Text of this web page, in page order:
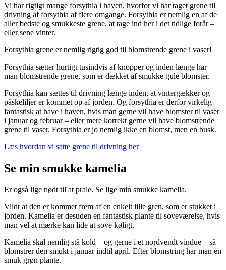
Vi har rigtigt mange forsythia i haven, hvorfor vi har taget grene til
drivning af forsythia af flere omgange. Forsythia er nemlig en af de
aller bedste og smukkeste grene, at tage ind her i det tidlige forår –
eller sene vinter.
Forsythia grene er nemlig rigtig god til blomstrende grene i vaser!
Forsythia sætter hurtigt tusindvis af knopper og inden længe har
man blomstrende grene, som er dækket af smukke gule blomster.
Forsythia kan sættes til drivning længe inden, at vintergækker og
påskeliljer er kommet op af jorden. Og forsythia er derfor virkelig
fantastisk at have i haven, hvis man gerne vil have blomster til vaser
i januar og februar – eller mere korrekt gerne vil have blomstrende
grene til vaser. Forsythia er jo nemlig ikke en blomst, men en busk.
Læs hvordan vi satte grene til drivning her
Se min smukke kamelia
Er også lige nødt til at prale. Se lige min smukke kamelia.
Vildt at den er kommet frem af en enkelt lille gren, som er stukket i
jorden. Kamelia er desuden en fantastisk plante til soveværelse, hvis
man vel at mærke kan lide at sove køligt.
Kamelia skal nemlig stå kold – og gerne i et nordvendt vindue – så
blomstrer den smukt i januar indtil april. Efter blomstring har man en
smuk grøn plante.